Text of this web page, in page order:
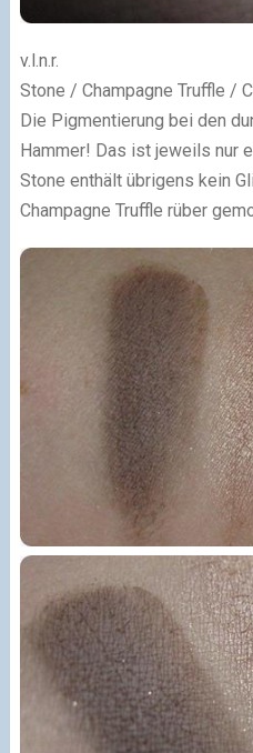
v.l.n.r.
Stone / Champagne Truffle /
Die Pigmentierung bei den
Hammer! Das ist jeweils nur
Stone enthält übrigens kein
Champagne Truffle rüber